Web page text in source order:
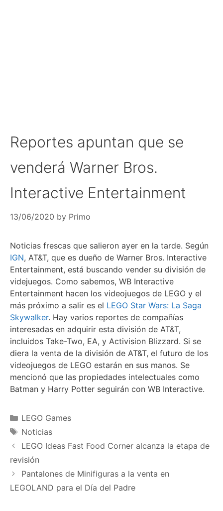
Reportes apuntan que se
venderá Warner Bros.
Interactive Entertainment
13/06/2020 by Primo
Noticias frescas que salieron ayer en la tarde. Según
IGN, AT&T, que es dueño de Warner Bros. Interactive
Entertainment, está buscando vender su división de
videjuegos. Como sabemos, WB Interactive
Entertainment hacen los videojuegos de LEGO y el
más próximo a salir es el LEGO Star Wars: La Saga
Skywalker. Hay varios reportes de compañías
interesadas en adquirir esta división de AT&T,
incluidos Take-Two, EA, y Activision Blizzard. Si se
diera la venta de la división de AT&T, el futuro de los
videojuegos de LEGO estarán en sus manos. Se
mencionó que las propiedades intelectuales como
Batman y Harry Potter seguirán con WB Interactive.
Categories
LEGO Games
Tags
Noticias
LEGO Ideas Fast Food Corner alcanza la etapa de
revisión
Pantalones de Minifiguras a la venta en
LEGOLAND para el Día del Padre